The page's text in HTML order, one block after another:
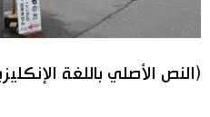
(النص الأصلي باللغة